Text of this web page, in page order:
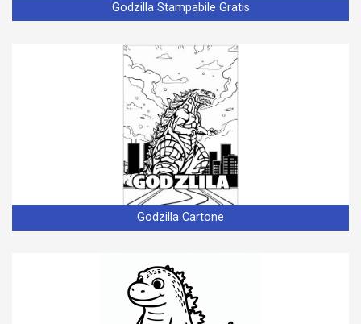
Godzilla Stampabile Gratis
Godzilla Cartone